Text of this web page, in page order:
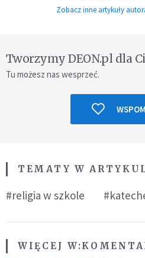
Zobacz inne artykuły
Tworzymy DEON.pl dla
Tu możesz nas wesprzeć.
TEMATY W
#religia w szkole
WIĘCEJ W: